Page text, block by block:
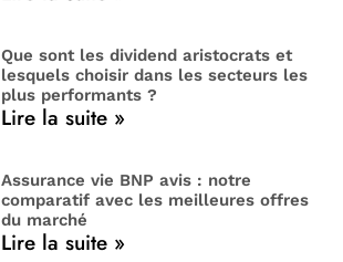
Que sont les dividend aristocrats et
lesquels choisir dans les secteurs les
plus performants ?
Lire la suite »
Assurance vie BNP avis : notre
comparatif avec les meilleures offres
du marché
Lire la suite »